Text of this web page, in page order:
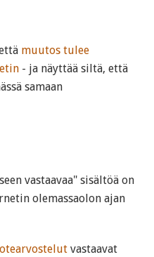
muutos tulee
- ja näyttää siltä, että
samaan
vastaavaa" sisältöä on
olemassaolon ajan
vastaavat